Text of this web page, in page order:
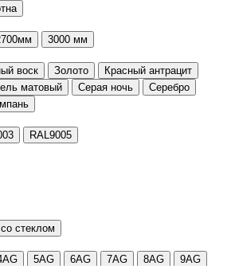
3000 мм
воск Золото
Красный антрацит
матовый Серая ночь
Серебро
RAL9005
со стеклом
5AG 6AG 7AG 8AG
9AG